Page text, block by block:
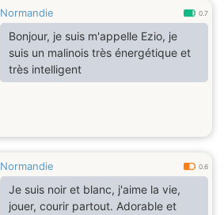
Normandie 0.7
Bonjour, je suis m'appelle Ezio, je
suis un malinois très énergétique et
très intelligent
Normandie 0.6
Je suis noir et blanc, j'aime la vie,
jouer, courir partout. Adorable et